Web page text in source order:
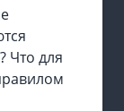
Что для